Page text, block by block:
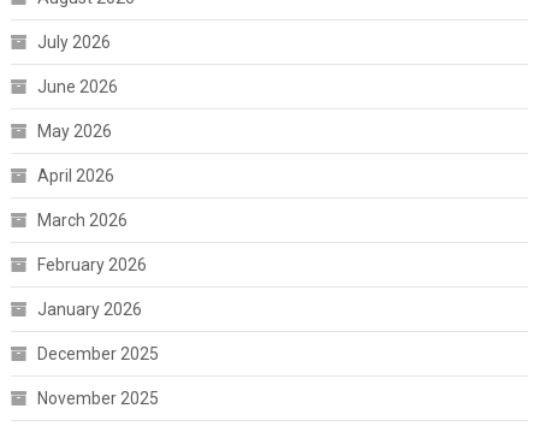
July 2026
June 2026
May 2026
April 2026
March 2026
February 2026
January 2026
December 2025
November 2025